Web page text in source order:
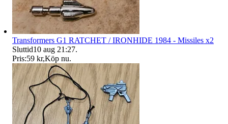
Transformers G1 RATCHET / IRONHIDE 1984 - Missiles x2
Sluttid10 aug 21:27.
Pris:59 kr,Köp nu.